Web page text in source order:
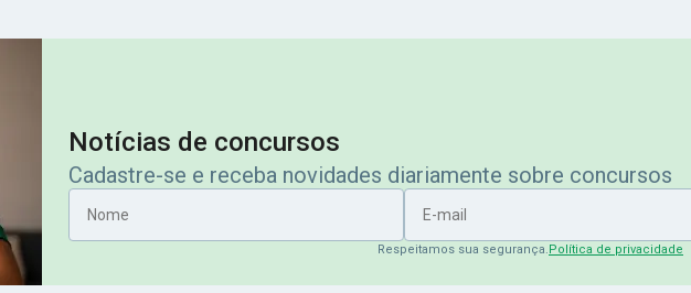
Notícias de concursos
Cadastre-se e receba novidades diariamente sobre concursos
Nome
E-mail
Respeitamos sua segurança.Política de privacidade